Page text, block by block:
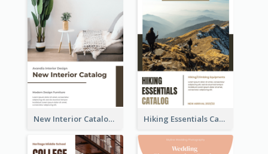
New Interior Catalog Hiking Essentials Catalog